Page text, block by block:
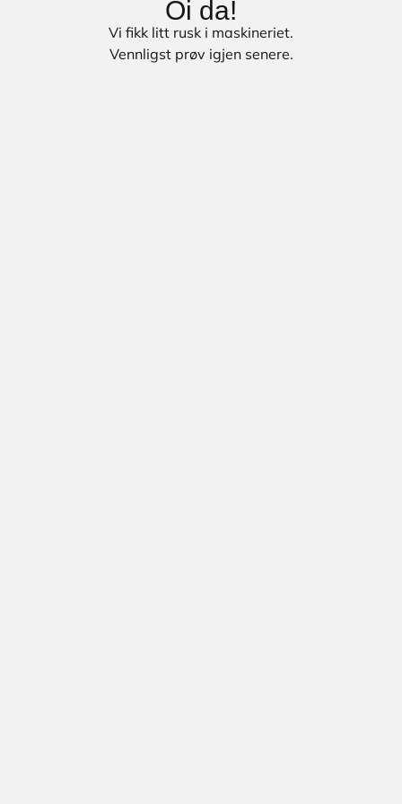
Oi da!
Vi fikk litt rusk i maskineriet.
Vennligst prøv igjen senere.